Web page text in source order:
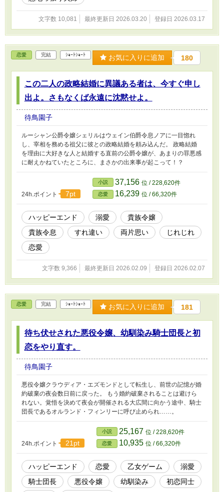
文字数 10,081 最終更新日 2026.03.20 登録日 2026.03.17
恋愛 完結 ｼｮｰﾄｼｮｰﾄ お気に入りに追加 180
この二人の政略結婚に異議ある者は、今すぐ申し
出よ。さもなくば永遠に沈黙せよ。
待鳥園子
ルーシャン公爵令嬢シェリルはウェイン伯爵令息ノアに一目惚れ
し、宰相を務める祖父に彼との政略結婚を頼み込んだ。 政略結婚
を理由に大好きな人と結婚する直前の公爵令嬢が、あまりの罪悪感
に耐えかねていたところに、まさかの出来事が起こって！？
24h.ポイント 7pt
小説 37,156 位 / 228,620件
恋愛 16,239 位 / 66,320件
ハッピーエンド 溺愛
貴族令嬢
貴族令息
すれ違い 両片思い
じれじれ
恋愛
文字数 9,366 最終更新日 2026.02.09 登録日 2026.02.07
恋愛 完結 ｼｮｰﾄｼｮｰﾄ お気に入りに追加 181
待ち伏せされた悪役令嬢、幼馴染み騎士団長と初
恋をやり直す。
待鳥園子
悪役令嬢クラウディア・エズモンドとして転生し、前世の記憶が婚
約破棄の夜会数日前に戻った。 もう婚約破棄されることは避けら
れない。覚悟を決めて夜会が開催される大広間に向かう途中、騎士
団長であるオルランド・フィンリーに呼び止められ……。
24h.ポイント 21pt
小説 25,167 位 / 228,620件
恋愛 10,935 位 / 66,320件
ハッピーエンド 恋愛 乙女ゲーム
溺愛
騎士団長
悪役令嬢 幼馴染み
初恋同士